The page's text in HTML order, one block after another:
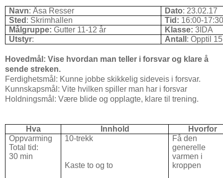
Navn: Åsa Resser Dato: 23.02.17
Sted : Skrimhallen Tid: 16:00-
Målgruppe: Gutter 11-12 år Klasse: 3IDA
Utstyr: Antall : Opptil 15
Hovedmål: Vise hvordan man teller i forsvar og klare å
sende streken.
Ferdighetsmål: Kunne jobbe skikkelig sideveis i forsvar.
Kunnskapsmål: Vite hvilken spiller man har i forsvar
Holdningsmål: Være blide og opplagte, klare til trening.
Hva Innhold
Hvorfor
Oppvarming
Total tid:
30 min
10-trekk
Kaste to og to
Få den
generelle
varmen i
kroppen